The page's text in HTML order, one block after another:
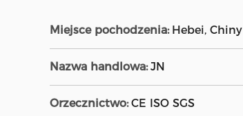
Miejsce pochodzenia: Hebei, Chiny
Nazwa handlowa: JN
Orzecznictwo: CE ISO SGS